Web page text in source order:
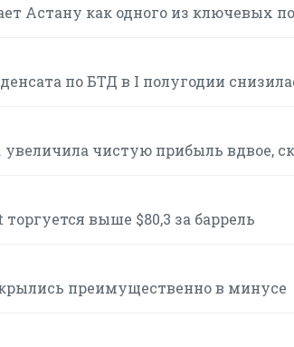
Астану как одного из ключевых
по БТД в I полугодии
увеличила чистую прибыль вдвое,
выше $80,3 за баррель
преимущественно в минусе